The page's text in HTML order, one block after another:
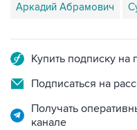
Аркадий Абрамович
Купить подписку
Подписаться на
Получать
канале